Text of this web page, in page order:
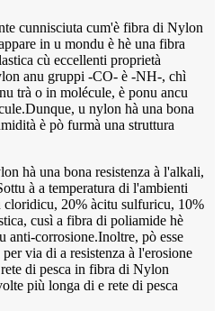
cunnisciuta cum'è fibra di Nylon
in u mondu è hè una fibra
cù eccellenti proprietà
anu gruppi -CO- è -NH-, chì
trà o in molécule, è ponu ancu
u nylon hà una bona
è pò furmà una struttura
hà una bona resistenza à l'alkali,
à a temperatura di l'ambienti
cloridicu, 20% àcitu sulfuricu, 10%
cusì a fibra di poliamide hè
anti-corrosione.Inoltre, pò esse
via di a resistenza à l'erosione
di pesca in fibra di Nylon
più longa di e rete di pesca